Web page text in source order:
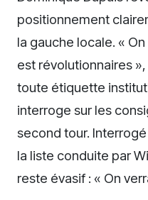
positionnement
la gauche locale. «
est révolutionnaires
toute étiquette
interroge sur les
second tour.
la liste conduite par
reste évasif : « On